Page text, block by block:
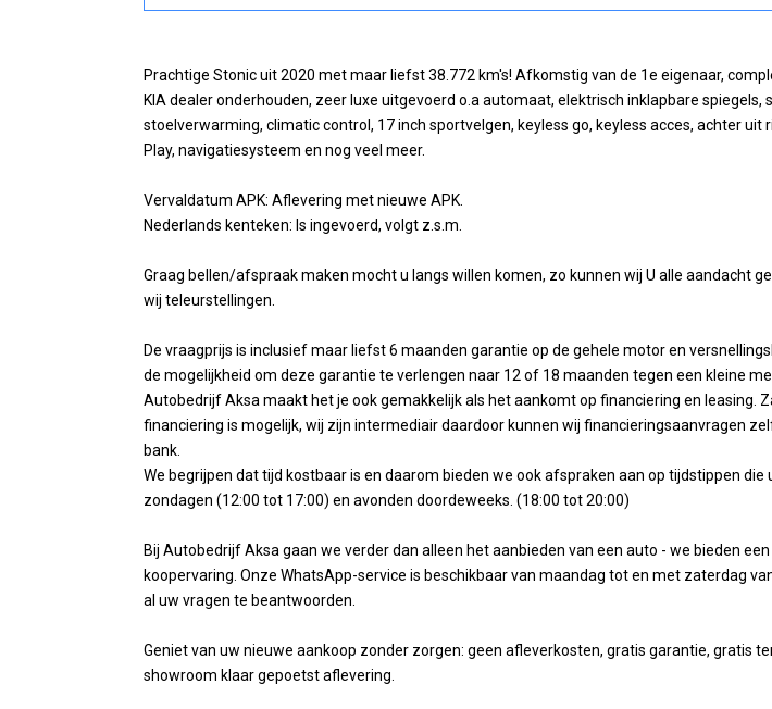
Prachtige Stonic uit 2020 met maar liefst 38.772 km's! Afkomstig van de 1e eigenaar,
KIA dealer onderhouden, zeer luxe uitgevoerd o.a automaat, elektrisch inklapbare spiegels,
stoelverwarming, climatic control, 17 inch sportvelgen, keyless go, keyless acces, achter uit
Play, navigatiesysteem en nog veel meer.
Vervaldatum APK: Aflevering met nieuwe APK.
Nederlands kenteken: Is ingevoerd, volgt z.s.m.
Graag bellen/afspraak maken mocht u langs willen komen, zo kunnen wij U alle aandacht
wij teleurstellingen.
De vraagprijs is inclusief maar liefst 6 maanden garantie op de gehele motor en
de mogelijkheid om deze garantie te verlengen naar 12 of 18 maanden tegen een kleine
Autobedrijf Aksa maakt het je ook gemakkelijk als het aankomt op financiering en leasing.
financiering is mogelijk, wij zijn intermediair daardoor kunnen wij financieringsaanvragen
bank.
We begrijpen dat tijd kostbaar is en daarom bieden we ook afspraken aan op tijdstippen die
zondagen (12:00 tot 17:00) en avonden doordeweeks. (18:00 tot 20:00)
Bij Autobedrijf Aksa gaan we verder dan alleen het aanbieden van een auto - we bieden
koopervaring. Onze WhatsApp-service is beschikbaar van maandag tot en met zaterdag
al uw vragen te beantwoorden.
Geniet van uw nieuwe aankoop zonder zorgen: geen afleverkosten, gratis garantie, gratis
showroom klaar gepoetst aflevering.